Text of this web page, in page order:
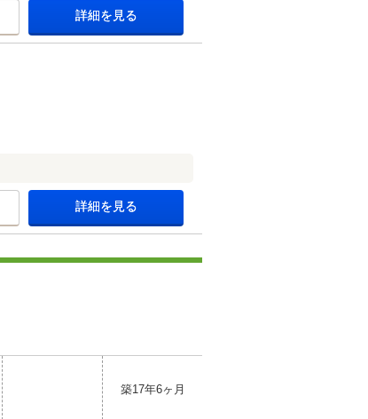
詳細を見る
詳細を見る
築17年6ヶ月